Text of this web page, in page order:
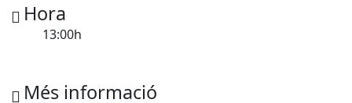
Hora
13:00h
Més informació